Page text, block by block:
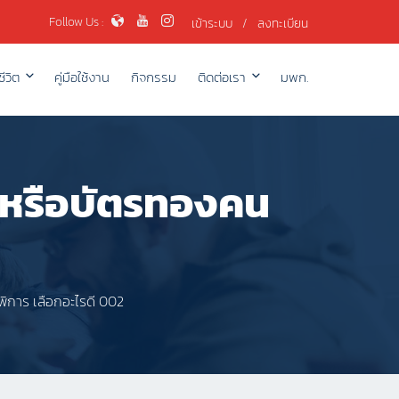
Follow Us : เข้าระบบ / ลงทะเบียน
วิต คู่มือใช้งาน กิจกรรม ติดต่อเรา มพก.
รือบัตรทองคน
าร เลือกอะไรดี 002